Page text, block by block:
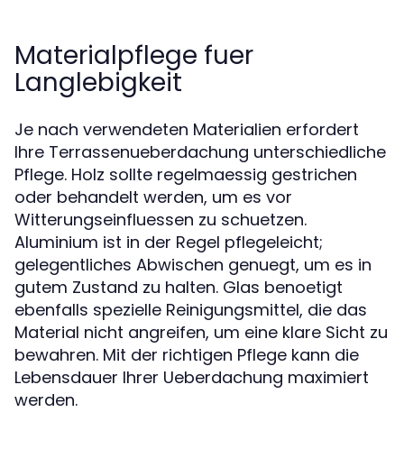
Materialpflege fuer
Langlebigkeit
Je nach verwendeten Materialien erfordert
Ihre Terrassenueberdachung unterschiedliche
Pflege. Holz sollte regelmaessig gestrichen
oder behandelt werden, um es vor
Witterungseinfluessen zu schuetzen.
Aluminium ist in der Regel pflegeleicht;
gelegentliches Abwischen genuegt, um es in
gutem Zustand zu halten. Glas benoetigt
ebenfalls spezielle Reinigungsmittel, die das
Material nicht angreifen, um eine klare Sicht zu
bewahren. Mit der richtigen Pflege kann die
Lebensdauer Ihrer Ueberdachung maximiert
werden.